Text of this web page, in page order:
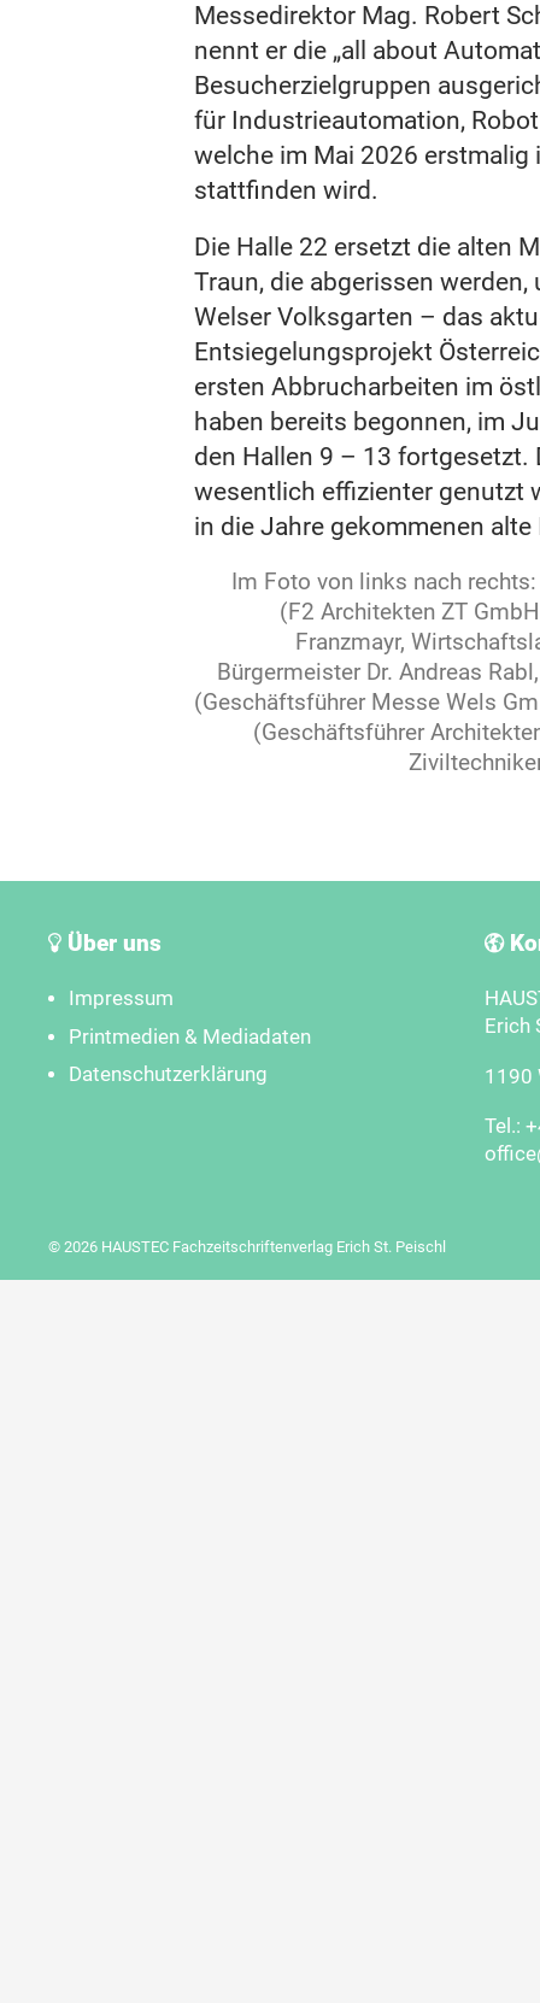
Messedirektor Mag. Robert
nennt er die „all about
Besucherzielgruppen
für Industrieautomation,
welche im Mai 2026 erstmalig
stattfinden wird.
Die Halle 22 ersetzt die alten
Traun, die abgerissen
Welser Volksgarten – das
Entsiegelungsprojekt
ersten Abbrucharbeiten im
haben bereits begonnen, im
den Hallen 9 – 13 fortgesetzt.
wesentlich effizienter genutzt
in die Jahre gekommenen
Im Foto von links nach
(F2 Architekten ZT
Franzmayr,
Bürgermeister Dr. Andreas
(Geschäftsführer Messe Wels
(Geschäftsführer
Über uns
Impressum
Printmedien & Mediadaten
Datenschutzerklärung
Erich
1190
Tel.:
© 2026 HAUSTEC Fachzeitschriftenverlag Erich St. Peischl